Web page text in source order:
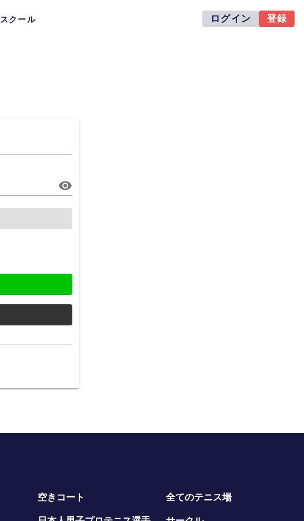
スクール ログイン 登録
空きコート 全てのテニス場